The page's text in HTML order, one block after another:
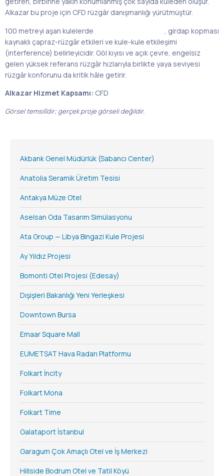
Alkazar bu proje için CFD rüzgâr danışmanlığı yürütmüştür.
100 metreyi aşan kulelerde
, girdap kopması
kaynaklı çapraz-rüzgâr etkileri ve kule-kule etkileşimi
(interference) belirleyicidir. Göl kıyısı ve açık çevre, engelsiz
gelen yüksek referans rüzgâr hızlarıyla birlikte yaya seviyesi
rüzgâr konforunu da kritik hâle getirir.
Alkazar Hizmet Kapsamı: CFD
Görsel temsilîdir; gerçek proje görseli değildir.
Akbank Genel Müdürlük (Sabancı Center)
Anatolia Seramik Üretim Tesisi
Antakya Müze Otel
Aselsan Oda Tasarım Simülasyonu
Ata Group — Libya Bingazi Kule Projesi
Ay Yıldız Projesi
Bomonti Otel Projesi (Edesay)
Dışişleri Bakanlığı Yeni Yerleşkesi
Downtown Bursa
Emaar Square Mall
EUMETSAT Hava Radarı Platformu
Folkart İncity
Folkart Mona
Folkart Time
Galataport İstanbul
Garagum Çok Amaçlı Otel ve İş Merkezi
Hillside Bodrum Otel ve Tatil Köyü